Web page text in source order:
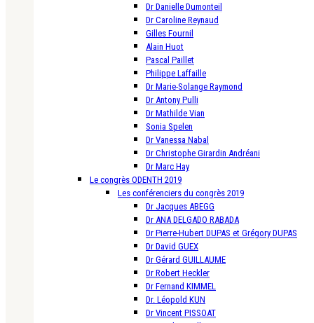
Dr Danielle Dumonteil
Dr Caroline Reynaud
Gilles Fournil
Alain Huot
Pascal Paillet
Philippe Laffaille
Dr Marie-Solange Raymond
Dr Antony Pulli
Dr Mathilde Vian
Sonia Spelen
Dr Vanessa Nabal
Dr Christophe Girardin Andréani
Dr Marc Hay
Le congrès ODENTH 2019
Les conférenciers du congrès 2019
Dr Jacques ABEGG
Dr ANA DELGADO RABADA
Dr Pierre-Hubert DUPAS et Grégory DUPAS
Dr David GUEX
Dr Gérard GUILLAUME
Dr Robert Heckler
Dr Fernand KIMMEL
Dr. Léopold KUN
Dr Vincent PISSOAT